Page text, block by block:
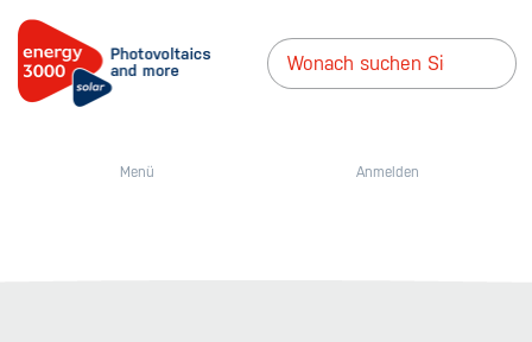
Menü Anmelden